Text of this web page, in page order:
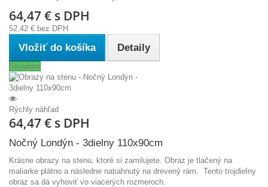
64,47 € s DPH
52,42 € bez DPH
Vložiť do košíka Detaily
Skladom
Rýchly náhľad
64,47 € s DPH
Nočný Londýn - 3dielny 110x90cm
Krásne obrazy na stenu, ktoré si zamilujete. Obraz je tlačený na
maliarke plátno a následne natiahnutý na drevený rám. Tento trojdielny
obraz sa dá vyhoviť vo viacerých rozmeroch.